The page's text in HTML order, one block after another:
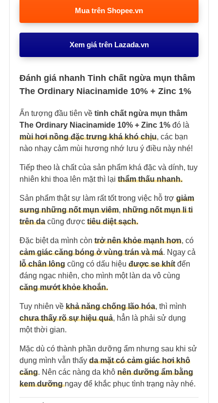
Mua trên Shopee.vn
Xem giá trên Lazada.vn
Đánh giá nhanh Tinh chất ngừa mụn thâm
The Ordinary Niacinamide 10% + Zinc 1%
Ấn tượng đầu tiên về tinh chất ngừa mụn thâm
The Ordinary Niacinamide 10% + Zinc 1% đó là
mùi hơi nồng đặc trưng khá khó chịu, các bạn
nào nhạy cảm mùi hương nhớ lưu ý điều này nhé!
Tiếp theo là chất của sản phẩm khá đặc và dính, tuy
nhiên khi thoa lên mặt thì lại thẩm thấu nhanh.
Sản phẩm thật sự làm rất tốt trong việc hỗ trợ giảm
sưng những nốt mụn viêm, những nốt mụn li ti
trên da cũng được tiêu diệt sạch.
Đặc biệt da mình còn trở nên khỏe mạnh hơn, có
cảm giác căng bóng ở vùng trán và má. Ngay cả
lỗ chân lông cũng có dấu hiệu được se khít đến
đáng ngạc nhiên, cho mình một làn da vô cùng
căng mướt khỏe khoắn.
Tuy nhiên về khả năng chống lão hóa, thì mình
chưa thấy rõ sự hiệu quả, hẳn là phải sử dụng
một thời gian.
Mặc dù có thành phần dưỡng ẩm nhưng sau khi sử
dụng mình vẫn thấy da mặt có cảm giác hơi khô
căng. Nên các nàng da khô nên dưỡng ẩm bằng
kem dưỡng ngay để khắc phục tình trạng này nhé.